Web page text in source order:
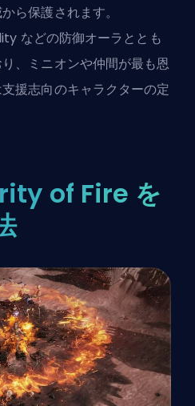
ら保護されます。
などの防御オーラととも
、ミニオンや仲間が最も恩
援志向のキャラクターの定
of Fire を